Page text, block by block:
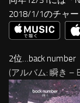
2018/1/1のチャ
2位…back number
(アルバム: 瞬き –